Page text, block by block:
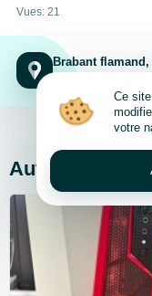
Vues: 21
Brabant flamand,
Autres
Ce
votre